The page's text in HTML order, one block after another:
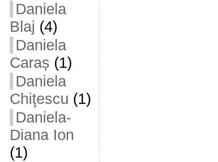
Daniela
Blaj (4)
Daniela
Caraș (1)
Daniela
Chiţescu (1)
Daniela-
Diana Ion
(1)